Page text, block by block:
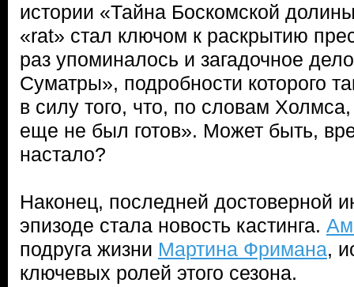
истории «Тайна Боскомской
«rat» стал ключом к раскрытию
раз упоминалось и загадочное
Суматры», подробности которого
в силу того, что, по словам
еще не был готов». Может быть,
настало?
Наконец, последней достоверной
эпизоде стала новость кастинга.
подруга жизни Мартина Фримана,
ключевых ролей этого сезона.